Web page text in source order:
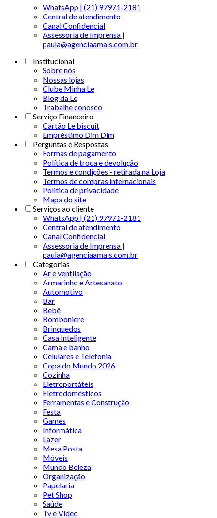
WhatsApp | (21) 97971-2181
Central de atendimento
Canal Confidencial
Assessoria de Imprensa |
paula@agenciaamais.com.br
Institucional
Sobre nós
Nossas lojas
Clube Minha Le
Blog da Le
Trabalhe conosco
Serviço Financeiro
Cartão Le biscuit
Empréstimo Dim Dim
Perguntas e Respostas
Formas de pagamento
Política de troca e devolução
Termos e condições - retirada na Loja
Termos de compras internacionais
Politica de privacidade
Mapa do site
Serviços ao cliente
WhatsApp | (21) 97971-2181
Central de atendimento
Canal Confidencial
Assessoria de Imprensa |
paula@agenciaamais.com.br
Categorias
Ar e ventilação
Armarinho e Artesanato
Automotivo
Bar
Bebê
Bomboniere
Brinquedos
Casa Inteligente
Cama e banho
Celulares e Telefonia
Copa do Mundo 2026
Cozinha
Eletroportáteis
Eletrodomésticos
Ferramentas e Construção
Festa
Games
Informática
Lazer
Mesa Posta
Móveis
Mundo Beleza
Organização
Papelaria
Pet Shop
Saúde
Tv e Vídeo